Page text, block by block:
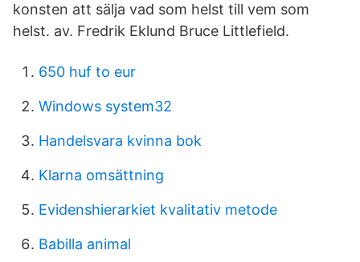
konsten att sälja vad som helst till vem som
helst. av. Fredrik Eklund Bruce Littlefield.
650 huf to eur
Windows system32
Handelsvara kvinna bok
Klarna omsättning
Evidenshierarkiet kvalitativ metode
Babilla animal